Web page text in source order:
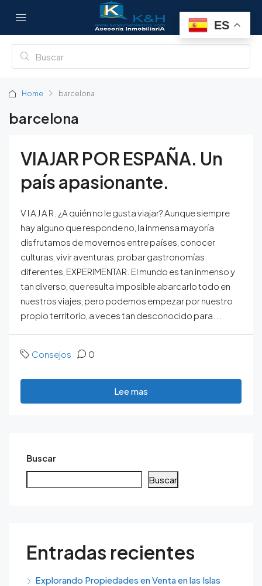
Home barcelona
barcelona
VIAJAR POR ESPAÑA. Un
país apasionante.
V I A J A R. ¿A quién no le gusta viajar? Aunque siempre
hay alguno que responde no, la inmensa mayoría
disfrutamos de movernos entre países, conocer
culturas, vivir aventuras, probar gastronomías
diferentes, EXPERIMENTAR. El mundo es tan inmenso y
tan diverso, que resulta imposible abarcarlo todo en
nuestros viajes, pero podemos empezar por nuestro
propio territorio, a veces tan desconocido para...
Consejos 0
Lee mas
Buscar
Buscar
Entradas recientes
Explorando Propiedades en Venta en las Islas
ES